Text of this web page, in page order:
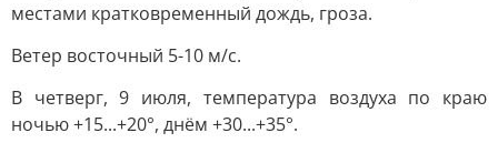
местами кратковременный дождь, гроза.
Ветер восточный 5-10 м/с.
В четверг, 9 июля, температура воздуха по краю
ночью +15...+20°, днём +30...+35°.